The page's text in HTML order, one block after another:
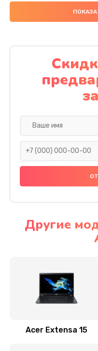
Замена
Другие
Acer Extensa 15